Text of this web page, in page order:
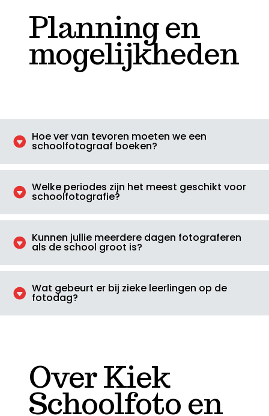
Planning en
mogelijkheden
 Hoe ver van tevoren moeten we een
schoolfotograaf boeken?
 Welke periodes zijn het meest geschikt voor
schoolfotografie?
 Kunnen jullie meerdere dagen fotograferen
als de school groot is?
 Wat gebeurt er bij zieke leerlingen op de
fotodag?
Over Kiek
Schoolfoto en